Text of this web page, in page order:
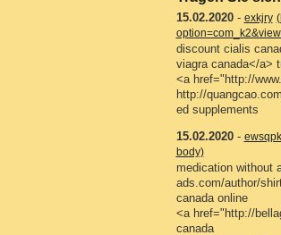
15.02.2020- exkjry
discount cialis
viagra canada</a>
<a href="http://
http://
ed supplements
15.02.2020- ewsqpk
body)
medication without
ads.com/author/
canada online
<a href="http://
canada